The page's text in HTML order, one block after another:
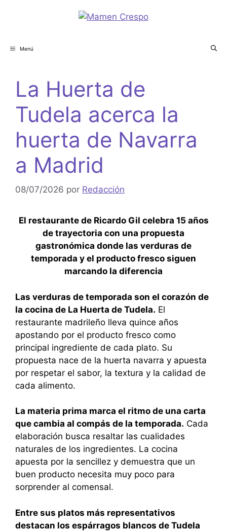
Menú
La Huerta de
Tudela acerca la
huerta de Navarra
a Madrid
08/07/2026 por Redacción
El restaurante de Ricardo Gil celebra 15 años
de trayectoria con una propuesta
gastronómica donde las verduras de
temporada y el producto fresco siguen
marcando la diferencia
Las verduras de temporada son el corazón de
la cocina de La Huerta de Tudela. El
restaurante madrileño lleva quince años
apostando por el producto fresco como
principal ingrediente de cada plato. Su
propuesta nace de la huerta navarra y apuesta
por respetar el sabor, la textura y la calidad de
cada alimento.
La materia prima marca el ritmo de una carta
que cambia al compás de la temporada. Cada
elaboración busca resaltar las cualidades
naturales de los ingredientes. La cocina
apuesta por la sencillez y demuestra que un
buen producto necesita muy poco para
sorprender al comensal.
Entre sus platos más representativos
destacan los espárragos blancos de Tudela